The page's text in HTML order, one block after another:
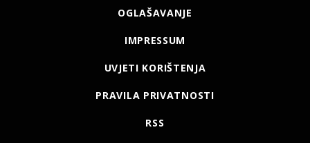
OGLAŠAVANJE
IMPRESSUM
UVJETI KORIŠTENJA
PRAVILA PRIVATNOSTI
RSS